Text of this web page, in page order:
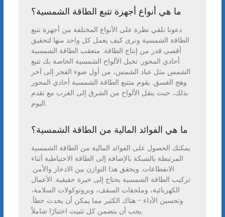
ما هي أنواع أجهزة تتبع الطاقة الشمسية؟
دعونا نلقي نظرة على الأنواع المختلفة من أجهزة تتبع
الطاقة الشمسية ونرى كيف يعمل كل واحد منها لتحقيق
أقصى قدر من إنتاج الطاقة: متعقب الطاقة الشمسية
أحادي المحور: تخيل الألواح الشمسية الخاصة بك تتبع
الشمس مثل عباد الشمس، من أول ضوء الفجر إلى آخر
وهج الغسق. يقوم متتبع الطاقة الشمسية أحادي المحور
بذلك، حيث ينقل الألواح من الشرق إلى الغرب مع تقدم
اليوم.
ما هي الفوائد المالية من الطاقة الشمسية؟
يمكنك الحصول على الفوائد المالية من الطاقة الشمسية
المرتبطة بالشبكة بالإضافة إلى الطاقة الاحتياطية أثناء
الانقطاعات. ويحقق هذا التوازن بين الادخار والأمن.
تركيب الطاقة الشمسية يحتاج إلى خبرة حقيقية. الأعمال
الكهربائية، وملحقات السقف، وبروتوكولات السلامة،
وتحسين الأداء - هناك الكثير مما يمكن أن يحدث خطأ.
يجب أن يتضمن كل تثبيت اختبارًا شاملاً.